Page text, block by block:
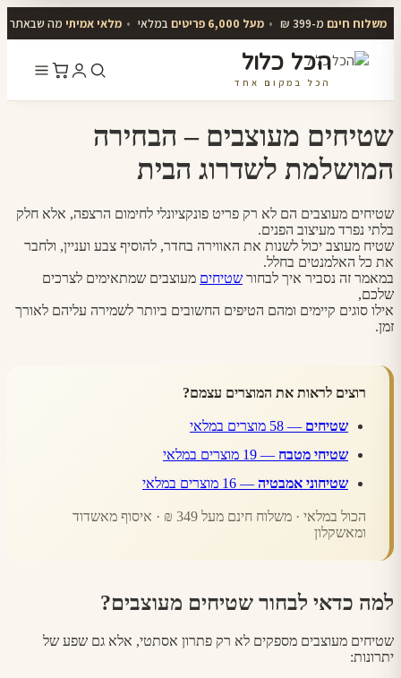
משלוח חינם מ-399 ₪ • מעל 6,000 פריטים במלאי • מלאי אמיתי מה שבאתר
הכל כלול
הכל במקום אחד
שטיחים מעוצבים – הבחירה
המושלמת לשדרוג הבית
שטיחים מעוצבים הם לא רק פריט פונקציונלי לחימום הרצפה, אלא חלק
בלתי נפרד מעיצוב הפנים.
שטיח מעוצב יכול לשנות את האווירה בחדר, להוסיף צבע ועניין, ולחבר
את כל האלמנטים בחלל.
במאמר זה נסביר איך לבחור שטיחים מעוצבים שמתאימים לצרכים
שלכם,
אילו סוגים קיימים ומהם הטיפים החשובים ביותר לשמירה עליהם לאורך
זמן.
רוצים לראות את המוצרים עצמם?
שטיחים — 58 מוצרים במלאי
שטיחי מטבח — 19 מוצרים במלאי
שטיחוני אמבטיה — 16 מוצרים במלאי
הכול במלאי · משלוח חינם מעל 349 ₪ · איסוף מאשדוד
ומאשקלון
למה כדאי לבחור שטיחים מעוצבים?
שטיחים מעוצבים מספקים לא רק פתרון אסתטי, אלא גם שפע של
יתרונות: